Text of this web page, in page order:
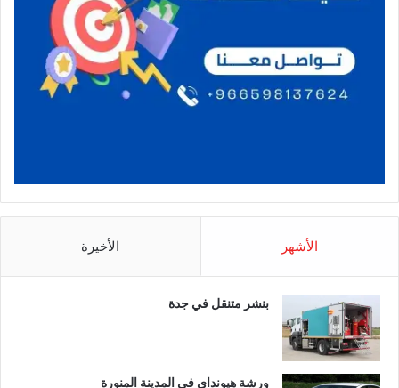
الأشهر الأخيرة
بنشر متنقل في جدة
ورشة هيونداي في المدينة المنورة